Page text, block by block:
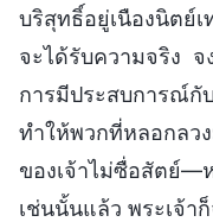
บริสุทธิ์อยู่เนืองนิตย์
จะได้รับความจริง จ
การมีประสบการณ์กั
ทำให้พวกที่หลอกลว
ของเจ้าไม่ซื่อสัตย์—
เช่นนั้นแล้ว พระเจ้า